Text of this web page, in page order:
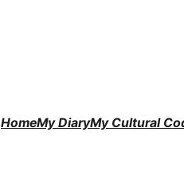
HomeMy DiaryMy Cultural